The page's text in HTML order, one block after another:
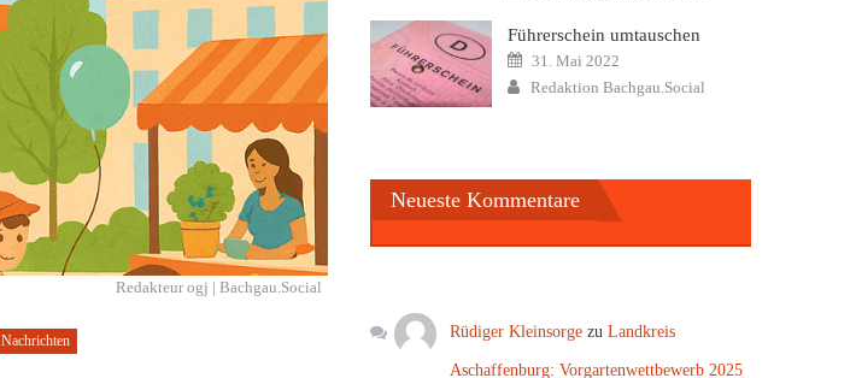
Redakteur ogj | Bachgau.Social
Nachrichten
Führerschein umtauschen
Posted
on
31. Mai 2022
Author
Redaktion Bachgau.Social
Neueste Kommentare
Rüdiger Kleinsorgezu Landkreis
Aschaffenburg: Vorgartenwettbewerb 2025